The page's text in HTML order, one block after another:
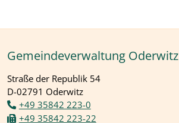
Gemeindeverwaltung Oderwitz
Straße der Republik 54
D-02791 Oderwitz
+49 35842 223-0
+49 35842 223-22